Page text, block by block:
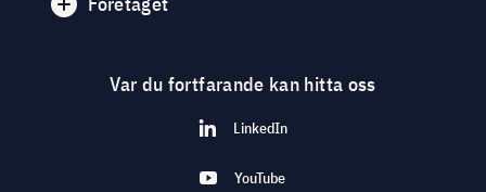
Var du fortfarande kan hitta oss
LinkedIn
YouTube